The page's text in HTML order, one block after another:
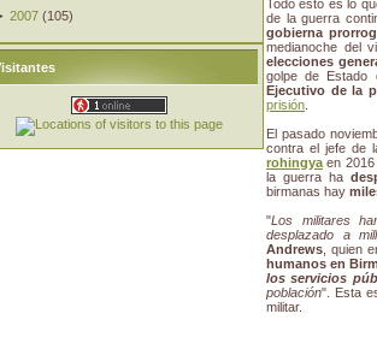
Todo esto es lo
de la guerra
gobierna
medianoche del
elecciones
golpe de Estado
Ejecutivo de la
prisión
El pasado
contra el jefe de
rohingya en
la guerra ha
birmanas hay
"Los militares
desplazado a
Andrews , quien
humanos en
los servicios
población". Esta
militar.
2007 (105)